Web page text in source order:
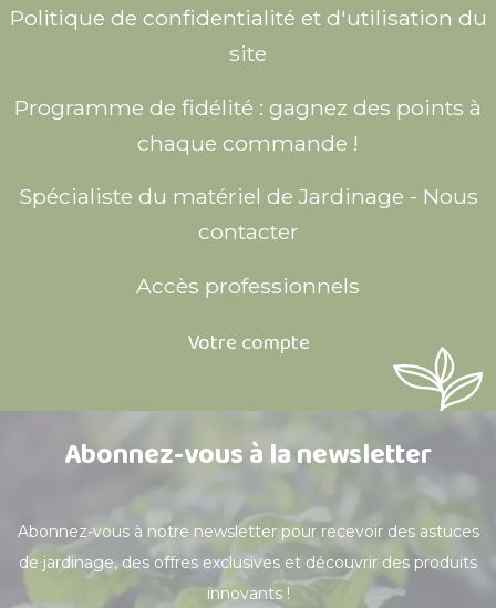
Politique de confidentialité et d'utilisation du
site
Programme de fidélité : gagnez des points à
chaque commande !
Spécialiste du matériel de Jardinage - Nous
contacter
Accès professionnels
Votre compte
Abonnez-vous à la newsletter
Abonnez-vous à notre newsletter pour recevoir des astuces
de jardinage, des offres exclusives et découvrir des produits
innovants !